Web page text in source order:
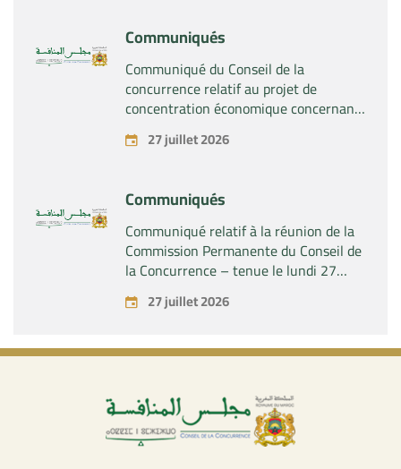
Communiqués
Communiqué du Conseil de la
concurrence relatif au projet de
concentration économique concernant
la prise par la société « Fives SAS » du
contrôle exclusif de la société « Aries
27 juillet 2026
Communiqués
Communiqué relatif à la réunion de la
Commission Permanente du Conseil de
la Concurrence – tenue le lundi 27
juillet 2026
27 juillet 2026